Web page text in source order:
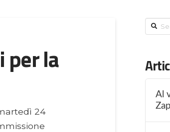
per la
24
Al